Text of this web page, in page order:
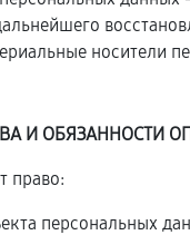
носители
И ОБЯЗАННОСТИ
право:
персональных